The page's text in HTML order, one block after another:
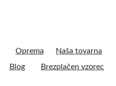
Oprema
Naša tovarna
Blog
Brezplačen vzorec